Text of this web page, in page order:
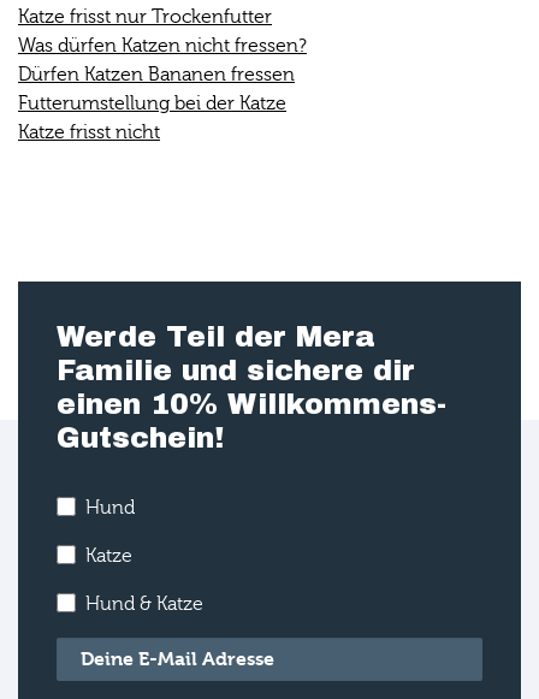
Katze frisst nur Trockenfutter
Was dürfen Katzen nicht fressen?
Dürfen Katzen Bananen fressen
Futterumstellung bei der Katze
Katze frisst nicht
Werde Teil der Mera
Familie und sichere dir
einen 10% Willkommens-
Gutschein!
Hund
Katze
Hund & Katze
E-Mail*